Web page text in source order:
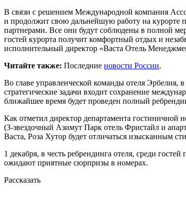
В связи с решением Международной компания
и продолжит свою дальнейшую работу на курорте
партнерами. Все они будут соблюдены в полной
гостей курорта получит комфортный отдых и
исполнительный директор «Васта Отель
Читайте также: Последние новости России.
Во главе управленческой команды отеля Эрбелия,
стратегические задачи входит сохранение
ближайшее время будет проведен полный
Как отметил директор департамента
(3-звездочный Азимут Парк отель Фристайл и
Васта, Роза Хутор будет отличаться изысканным
1 декабря, в честь ребрендинга отеля, среди
ожидают приятные сюрпризы в номерах.
Рассказать